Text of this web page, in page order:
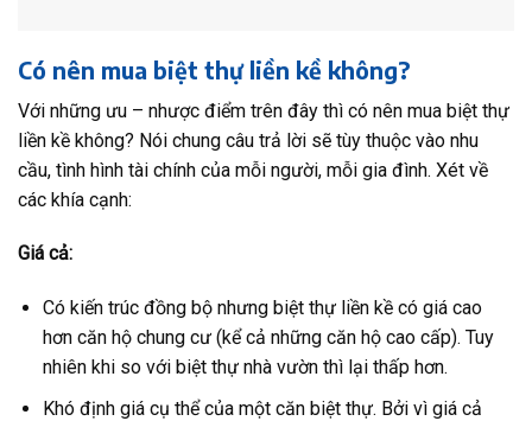
Có nên mua biệt thự liền kề không?
Với những ưu – nhược điểm trên đây thì có nên mua biệt thự
liền kề không? Nói chung câu trả lời sẽ tùy thuộc vào nhu
cầu, tình hình tài chính của mỗi người, mỗi gia đình. Xét về
các khía cạnh:
Giá cả:
Có kiến trúc đồng bộ nhưng biệt thự liền kề có giá cao
hơn căn hộ chung cư (kể cả những căn hộ cao cấp). Tuy
nhiên khi so với biệt thự nhà vườn thì lại thấp hơn.
Khó định giá cụ thể của một căn biệt thự. Bởi vì giá cả